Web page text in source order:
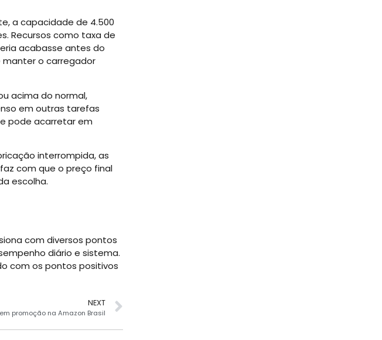
a capacidade de 4.500
Recursos como taxa de
acabasse antes do
manter o carregador
acima do normal,
em outras tarefas
pode acarretar em
interrompida, as
com que o preço final
escolha.
com diversos pontos
diário e sistema.
com os pontos positivos
NEXT
promoção na Amazon Brasil